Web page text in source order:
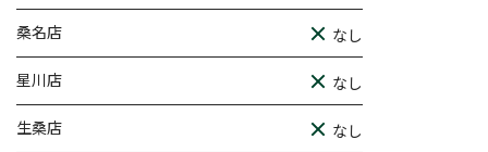
桑名店 なし
星川店 なし
生桑店 なし